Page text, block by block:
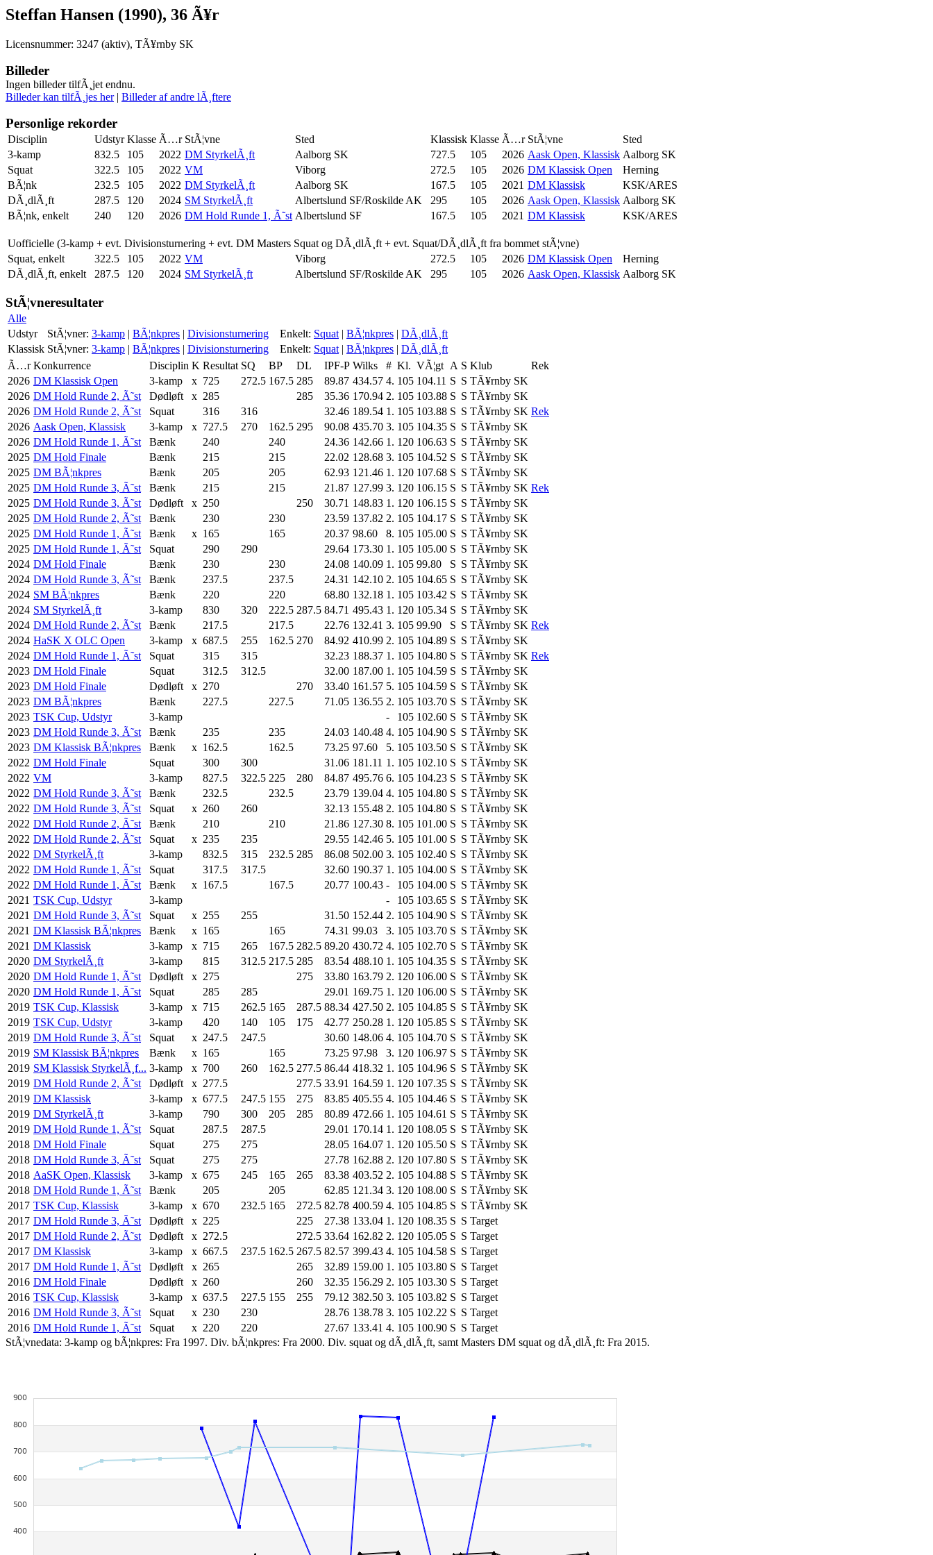
Steffan Hansen (1990), 36 Ã¥r
Licensnummer: 3247 (aktiv), TÃ¥rnby SK
Billeder
Ingen billeder tilfÃ¸jet endnu.
Billeder kan tilfÃ¸jes her| Billeder af andre lÃ¸ftere
Personlige rekorder
Disciplin Udstyr Klasse Ã…r StÃ¦vne Sted Klassisk Klasse Ã…r StÃ¦vne
Sted
3-kamp
832.5 105 2022 DM StyrkelÃ¸ft Aalborg SK 727.5 105 2026 Aask Open, Klassisk Aalborg SK
Squat
322.5 105 2022 VM Viborg 272.5 105 2026 DM Klassisk Open
Herning
BÃ¦nk
232.5 105 2022 DM StyrkelÃ¸ft Aalborg SK 167.5 105 2021 DM Klassisk
KSK/ARES
DÃ¸dlÃ¸ft
287.5 120 2024 SM StyrkelÃ¸ft Albertslund SF/Roskilde AK 295 105 2026 Aask Open, Klassisk Aalborg SK
BÃ¦nk, enkelt
240 120 2026 DM Hold Runde 1, Ã˜st Albertslund SF 167.5 105 2021 DM Klassisk KSK/ARES
Uofficielle (3-kamp + evt. Divisionsturnering + evt. DM Masters Squat og DÃ¸dlÃ¸ft + evt. Squat/DÃ¸dlÃ¸ft fra bommet stÃ¦vne)
Squat, enkelt
322.5 105 2022 VM Viborg 272.5 105 2026 DM Klassisk Open
Herning
DÃ¸dlÃ¸ft, enkelt
287.5 120 2024 SM StyrkelÃ¸ft Albertslund SF/Roskilde AK 295 105 2026 Aask Open, Klassisk Aalborg SK
StÃ¦vneresultater
Alle
Udstyr
StÃ¦vner: 3-kamp | BÃ¦nkpres | Divisionsturnering Enkelt: Squat | BÃ¦nkpres | DÃ¸dlÃ¸ft
Klassisk StÃ¦vner: 3-kamp | BÃ¦nkpres | Divisionsturnering Enkelt: Squat | BÃ¦nkpres | DÃ¸dlÃ¸ft
Ã…r Konkurrence Disciplin K Resultat SQ BP DL IPF-P Wilks # Kl. VÃ¦gt A S Klub
Rek
2026 DM Klassisk Open 3-kamp x 725 272.5 167.5 285 89.87 434.57 4. 105 104.11 S S TÃ¥rnby SK
2026 DM Hold Runde 2, Ã˜st Dødløft x 285 285 35.36 170.94 2. 105 103.88 S S TÃ¥rnby SK
2026 DM Hold Runde 2, Ã˜st Squat 316 316 32.46 189.54 1. 105 103.88 S S TÃ¥rnby SK Rek
2026 Aask Open, Klassisk 3-kamp x 727.5 270 162.5 295 90.08 435.70 3. 105 104.35 S S TÃ¥rnby SK
2026 DM Hold Runde 1, Ã˜st Bænk 240 240 24.36 142.66 1. 120 106.63 S S TÃ¥rnby SK
2025 DM Hold Finale Bænk 215 215 22.02 128.68 3. 105 104.52 S S TÃ¥rnby SK
2025 DM BÃ¦nkpres Bænk 205 205 62.93 121.46 1. 120 107.68 S S TÃ¥rnby SK
2025 DM Hold Runde 3, Ã˜st Bænk 215 215 21.87 127.99 3. 120 106.15 S S TÃ¥rnby SK Rek
2025 DM Hold Runde 3, Ã˜st Dødløft x 250 250 30.71 148.83 1. 120 106.15 S S TÃ¥rnby SK
2025 DM Hold Runde 2, Ã˜st Bænk 230 230 23.59 137.82 2. 105 104.17 S S TÃ¥rnby SK
2025 DM Hold Runde 1, Ã˜st Bænk x 165 165 20.37 98.60 8. 105 105.00 S S TÃ¥rnby SK
2025 DM Hold Runde 1, Ã˜st Squat 290 290 29.64 173.30 1. 105 105.00 S S TÃ¥rnby SK
2024 DM Hold Finale Bænk 230 230 24.08 140.09 1. 105 99.80 S S TÃ¥rnby SK
2024 DM Hold Runde 3, Ã˜st Bænk 237.5 237.5 24.31 142.10 2. 105 104.65 S S TÃ¥rnby SK
2024 SM BÃ¦nkpres Bænk 220 220 68.80 132.18 1. 105 103.42 S S TÃ¥rnby SK
2024 SM StyrkelÃ¸ft 3-kamp 830 320 222.5 287.5 84.71 495.43 1. 120 105.34 S S TÃ¥rnby SK
2024 DM Hold Runde 2, Ã˜st Bænk 217.5 217.5 22.76 132.41 3. 105 99.90 S S TÃ¥rnby SK Rek
2024 HaSK X OLC Open 3-kamp x 687.5 255 162.5 270 84.92 410.99 2. 105 104.89 S S TÃ¥rnby SK
2024 DM Hold Runde 1, Ã˜st Squat 315 315 32.23 188.37 1. 105 104.80 S S TÃ¥rnby SK Rek
2023 DM Hold Finale Squat 312.5 312.5 32.00 187.00 1. 105 104.59 S S TÃ¥rnby SK
2023 DM Hold Finale Dødløft x 270 270 33.40 161.57 5. 105 104.59 S S TÃ¥rnby SK
2023 DM BÃ¦nkpres Bænk 227.5 227.5 71.05 136.55 2. 105 103.70 S S TÃ¥rnby SK
2023 TSK Cup, Udstyr 3-kamp - 105 102.60 S S TÃ¥rnby SK
2023 DM Hold Runde 3, Ã˜st Bænk 235 235 24.03 140.48 4. 105 104.90 S S TÃ¥rnby SK
2023 DM Klassisk BÃ¦nkpres Bænk x 162.5 162.5 73.25 97.60 5. 105 103.50 S S TÃ¥rnby SK
2022 DM Hold Finale Squat 300 300 31.06 181.11 1. 105 102.10 S S TÃ¥rnby SK
2022 VM 3-kamp 827.5 322.5 225 280 84.87 495.76 6. 105 104.23 S S TÃ¥rnby SK
2022 DM Hold Runde 3, Ã˜st Bænk 232.5 232.5 23.79 139.04 4. 105 104.80 S S TÃ¥rnby SK
2022 DM Hold Runde 3, Ã˜st Squat x 260 260 32.13 155.48 2. 105 104.80 S S TÃ¥rnby SK
2022 DM Hold Runde 2, Ã˜st Bænk 210 210 21.86 127.30 8. 105 101.00 S S TÃ¥rnby SK
2022 DM Hold Runde 2, Ã˜st Squat x 235 235 29.55 142.46 5. 105 101.00 S S TÃ¥rnby SK
2022 DM StyrkelÃ¸ft 3-kamp 832.5 315 232.5 285 86.08 502.00 3. 105 102.40 S S TÃ¥rnby SK
2022 DM Hold Runde 1, Ã˜st Squat 317.5 317.5 32.60 190.37 1. 105 104.00 S S TÃ¥rnby SK
2022 DM Hold Runde 1, Ã˜st Bænk x 167.5 167.5 20.77 100.43 - 105 104.00 S S TÃ¥rnby SK
2021 TSK Cup, Udstyr 3-kamp - 105 103.65 S S TÃ¥rnby SK
2021 DM Hold Runde 3, Ã˜st Squat x 255 255 31.50 152.44 2. 105 104.90 S S TÃ¥rnby SK
2021 DM Klassisk BÃ¦nkpres Bænk x 165 165 74.31 99.03 3. 105 103.70 S S TÃ¥rnby SK
2021 DM Klassisk 3-kamp x 715 265 167.5 282.5 89.20 430.72 4. 105 102.70 S S TÃ¥rnby SK
2020 DM StyrkelÃ¸ft 3-kamp 815 312.5 217.5 285 83.54 488.10 1. 105 104.35 S S TÃ¥rnby SK
2020 DM Hold Runde 1, Ã˜st Dødløft x 275 275 33.80 163.79 2. 120 106.00 S S TÃ¥rnby SK
2020 DM Hold Runde 1, Ã˜st Squat 285 285 29.01 169.75 1. 120 106.00 S S TÃ¥rnby SK
2019 TSK Cup, Klassisk 3-kamp x 715 262.5 165 287.5 88.34 427.50 2. 105 104.85 S S TÃ¥rnby SK
2019 TSK Cup, Udstyr 3-kamp 420 140 105 175 42.77 250.28 1. 120 105.85 S S TÃ¥rnby SK
2019 DM Hold Runde 3, Ã˜st Squat x 247.5 247.5 30.60 148.06 4. 105 104.70 S S TÃ¥rnby SK
2019 SM Klassisk BÃ¦nkpres Bænk x 165 165 73.25 97.98 3. 120 106.97 S S TÃ¥rnby SK
2019 SM Klassisk StyrkelÃ¸f... 3-kamp x 700 260 162.5 277.5 86.44 418.32 1. 105 104.96 S S TÃ¥rnby SK
2019 DM Hold Runde 2, Ã˜st Dødløft x 277.5 277.5 33.91 164.59 1. 120 107.35 S S TÃ¥rnby SK
2019 DM Klassisk 3-kamp x 677.5 247.5 155 275 83.85 405.55 4. 105 104.46 S S TÃ¥rnby SK
2019 DM StyrkelÃ¸ft 3-kamp 790 300 205 285 80.89 472.66 1. 105 104.61 S S TÃ¥rnby SK
2019 DM Hold Runde 1, Ã˜st Squat 287.5 287.5 29.01 170.14 1. 120 108.05 S S TÃ¥rnby SK
2018 DM Hold Finale Squat 275 275 28.05 164.07 1. 120 105.50 S S TÃ¥rnby SK
2018 DM Hold Runde 3, Ã˜st Squat 275 275 27.78 162.88 2. 120 107.80 S S TÃ¥rnby SK
2018 AaSK Open, Klassisk 3-kamp x 675 245 165 265 83.38 403.52 2. 105 104.88 S S TÃ¥rnby SK
2018 DM Hold Runde 1, Ã˜st Bænk 205 205 62.85 121.34 3. 120 108.00 S S TÃ¥rnby SK
2017 TSK Cup, Klassisk 3-kamp x 670 232.5 165 272.5 82.78 400.59 4. 105 104.85 S S TÃ¥rnby SK
2017 DM Hold Runde 3, Ã˜st Dødløft x 225 225 27.38 133.04 1. 120 108.35 S S Target
2017 DM Hold Runde 2, Ã˜st Dødløft x 272.5 272.5 33.64 162.82 2. 120 105.05 S S Target
2017 DM Klassisk 3-kamp x 667.5 237.5 162.5 267.5 82.57 399.43 4. 105 104.58 S S Target
2017 DM Hold Runde 1, Ã˜st Dødløft x 265 265 32.89 159.00 1. 105 103.80 S S Target
2016 DM Hold Finale Dødløft x 260 260 32.35 156.29 2. 105 103.30 S S Target
2016 TSK Cup, Klassisk 3-kamp x 637.5 227.5 155 255 79.12 382.50 3. 105 103.82 S S Target
2016 DM Hold Runde 3, Ã˜st Squat x 230 230 28.76 138.78 3. 105 102.22 S S Target
2016 DM Hold Runde 1, Ã˜st Squat x 220 220 27.67 133.41 4. 105 100.90 S S Target
StÃ¦vnedata: 3-kamp og bÃ¦nkpres: Fra 1997. Div. bÃ¦nkpres: Fra 2000. Div. squat og dÃ¸dlÃ¸ft, samt Masters DM squat og dÃ¸dlÃ¸ft: Fra 2015.